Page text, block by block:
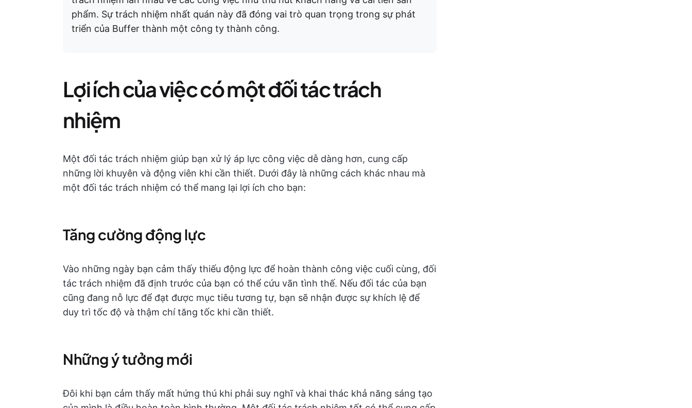
phẩm. Sự trách nhiệm nhất quán này đã đóng vai trò quan trọng trong sự phát
triển của Buffer thành một công ty thành công.
Lợi ích của việc có một đối tác trách
nhiệm
Một đối tác trách nhiệm giúp bạn xử lý áp lực công việc dễ dàng hơn, cung cấp
những lời khuyên và động viên khi cần thiết. Dưới đây là những cách khác nhau mà
một đối tác trách nhiệm có thể mang lại lợi ích cho bạn:
Tăng cường động lực
Vào những ngày bạn cảm thấy thiếu động lực để hoàn thành công việc cuối cùng, đối
tác trách nhiệm đã định trước của bạn có thể cứu vãn tình thế. Nếu đối tác của bạn
cũng đang nỗ lực để đạt được mục tiêu tương tự, bạn sẽ nhận được sự khích lệ để
duy trì tốc độ và thậm chí tăng tốc khi cần thiết.
Những ý tưởng mới
Đôi khi bạn cảm thấy mất hứng thú khi phải suy nghĩ và khai thác khả năng sáng tạo